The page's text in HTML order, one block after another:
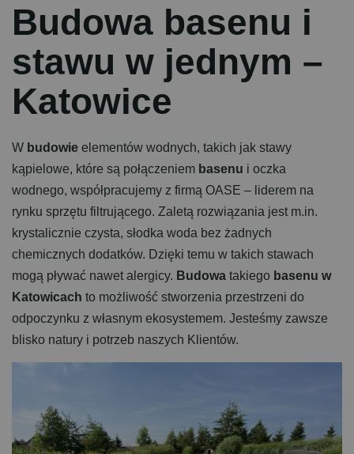
Budowa basenu i
stawu w jednym –
Katowice
W budowie elementów wodnych, takich jak stawy
kąpielowe, które są połączeniem basenu i oczka
wodnego, współpracujemy z firmą OASE – liderem na
rynku sprzętu filtrującego. Zaletą rozwiązania jest m.in.
krystalicznie czysta, słodka woda bez żadnych
chemicznych dodatków. Dzięki temu w takich stawach
mogą pływać nawet alergicy. Budowa takiego basenu w
Katowicach to możliwość stworzenia przestrzeni do
odpoczynku z własnym ekosystemem. Jesteśmy zawsze
blisko natury i potrzeb naszych Klientów.